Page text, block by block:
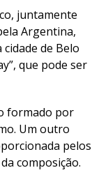
juntamente
Argentina,
de Belo
que pode ser
formado por
Um outro
pelos
composição.